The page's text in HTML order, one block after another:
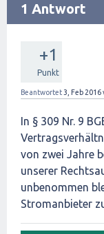
1 Antwort
+1
Punkt
Beantwortet 3, Feb 2016
In § 309 Nr. 9
von zwei Jahre
unserer
unbenommen
Stromanbieter